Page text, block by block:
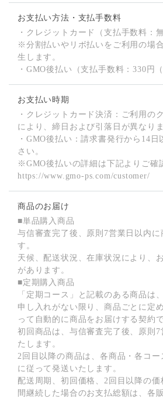
お支払い方法・支払手数料
・クレジットカード（支払手数料：
※分割払いやリボ払いをご利用の場
生します。
・GMO後払い（支払手数料：330円
お支払い時期
・クレジットカード決済：ご利用の
により、締日および引落日が異なりま
・GMO後払い：請求書発行から14
さい。
※GMO後払いの詳細は下記よりご確
https://www.gmo-ps.com/customer/
商品のお届け
■単品購入商品
与信審査完了後、原則7営業日以内に
す。
天候、配送状況、在庫状況により、
があります。
■定期購入商品
「定期コース」と記載のある商品は
申し入れがない限り、商品ごとに定
って自動的に商品をお届けする契約で
初回商品は、与信審査完了後、原則7
たします。
2回目以降の商品は、各商品・各コー
に従って発送いたします。
配送周期、初回価格、2回目以降の
間継続した場合のお支払総額は、各